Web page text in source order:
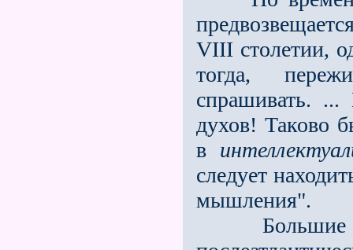
VIII столетии,
тогда,
спрашивать.
духов! Таково
в
следует
мышления".
Большие